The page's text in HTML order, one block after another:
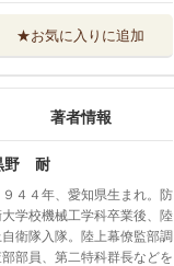
★お気に入りに追加
著者情報
野 耐
９４４年、愛知県生まれ。防
学校機械工学科卒業後、陸
衛隊入隊。陸上幕僚監部調
部員、第二特科群長などを